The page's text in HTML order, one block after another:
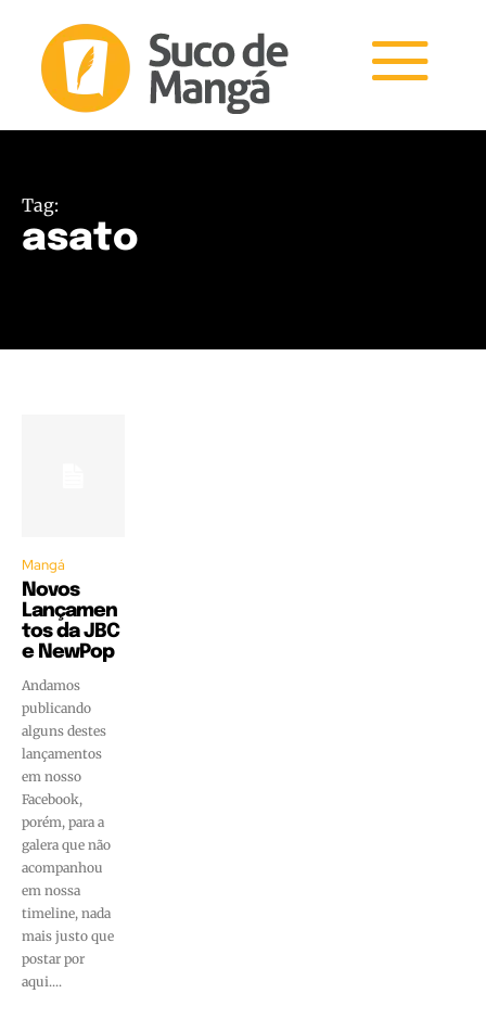
Tag:
asato
Mangá
Novos
Lançamen
tos da JBC
e NewPop
Andamos
publicando
alguns destes
lançamentos
em nosso
Facebook,
porém, para a
galera que não
acompanhou
em nossa
timeline, nada
mais justo que
postar por
aqui....